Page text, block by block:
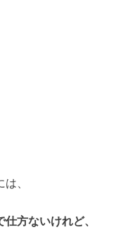
、
方ないけれど、